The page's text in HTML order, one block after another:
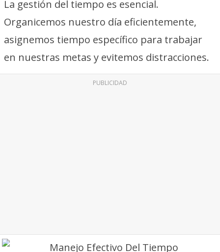
La gestión del tiempo es esencial.
Organicemos nuestro día eficientemente,
asignemos tiempo específico para trabajar
en nuestras metas y evitemos distracciones.
PUBLICIDAD